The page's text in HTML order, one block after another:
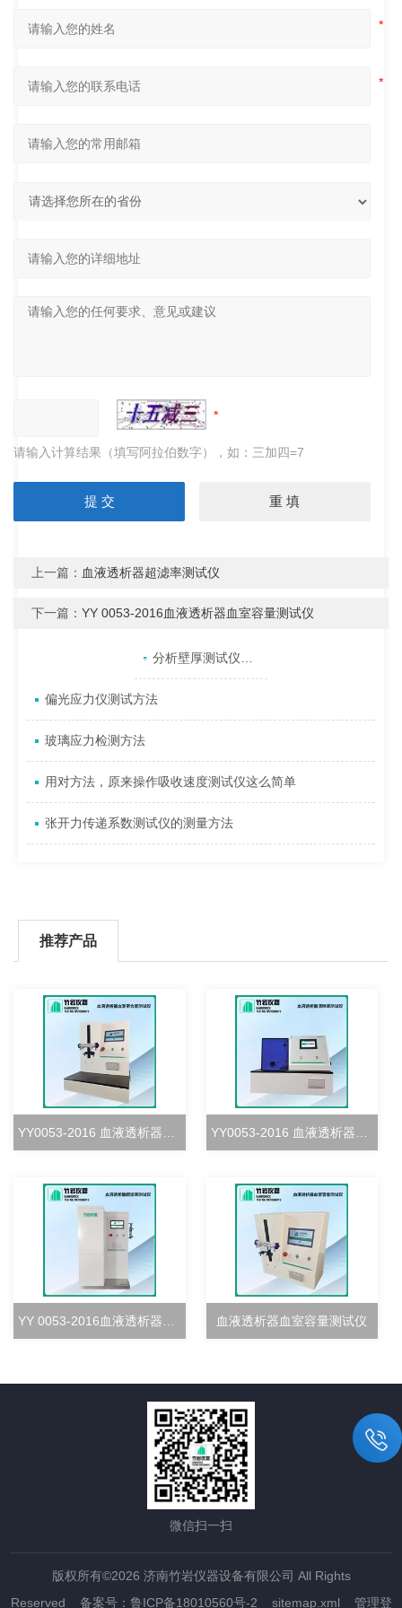
请输入计算结果（填写阿拉伯数字），如：三加四=7
上一篇： 血液透析器超滤率测试仪
下一篇：YY 0053-2016血液透析器血室容量测试仪
相关文章
偏光应力仪测试方法
玻璃应力检测方法
用对方法，原来操作吸收速度测试仪这么简单
张开力传递系数测试仪的测量方法
推荐产品
血液透析器血室容量测试仪
微信扫一扫
版权所有©2026 济南竹岩仪器设备有限公司 All Rights
Reserved 备案号：鲁ICP备18010560号-2 sitemap.xml 管理登